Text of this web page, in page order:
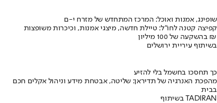
שופינג, אמנות ואוכל: המרכז המתחדש של מזרח י-ם
קפיצה קטנה לחו"ל: טיילת חדשה, מיצגי אמנות, וכיכרות משופצות
בהשקעה של 100 מיליון ₪
בשיתוף עיריית ירושלים
כך תחסכו בחשמל בלי להזיע
מהפכת האנרגיה של תדיראן: שליטה, אבטחת מידע וניהול אקלים חכם
בבית
בשיתוף TADIRAN